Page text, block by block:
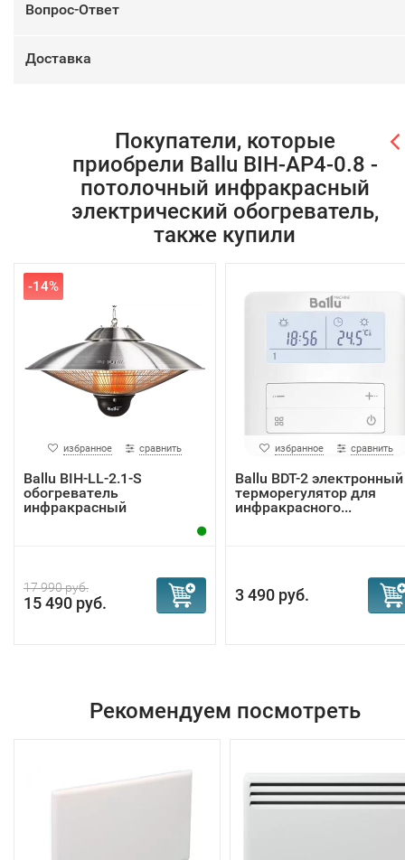
Вопрос-Ответ
Доставка
Покупатели, которые
приобрели Ballu BIH-AP4-0.8 -
потолочный инфракрасный
электрический обогреватель,
также купили
-14%
избранное сравнить
Ballu BIH-LL-2.1-S
обогреватель
инфракрасный
17 990 руб.
15 490 руб.
избранное сравнить
Ballu BDT-2 электронный
терморегулятор для
инфракрасного...
3 490 руб.
Рекомендуем посмотреть